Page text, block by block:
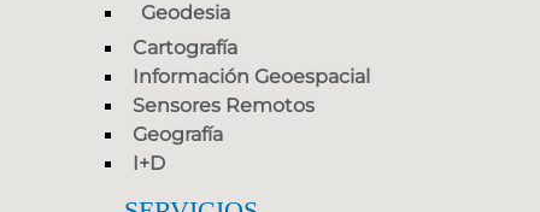
Geodesia
Cartografía
Información Geoespacial
Sensores Remotos
Geografía
I+D